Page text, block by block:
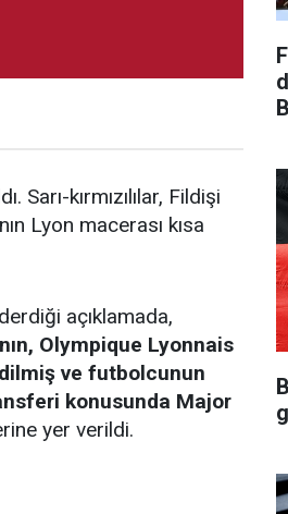
kırmızılılar, Fildişi
Lyon macerası kısa
açıklamada,
Olympique Lyonnais
ve futbolcunun
konusunda Major
yer verildi.